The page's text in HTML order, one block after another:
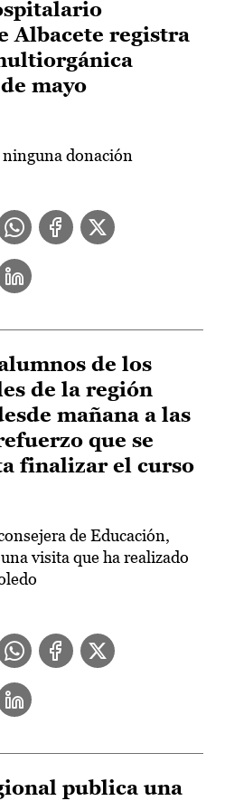
Albacete registra
mayo
donación
de los
de la región
mañana a las
que se
finalizar el curso
de Educación,
visita que ha realizado
publica una